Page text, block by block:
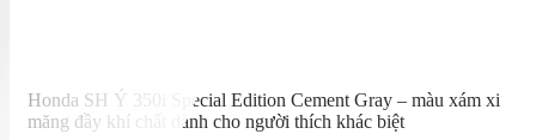
Honda SH Ý 350i Special Edition Cement Gray – màu xám xi
măng đầy khí chất dành cho người thích khác biệt